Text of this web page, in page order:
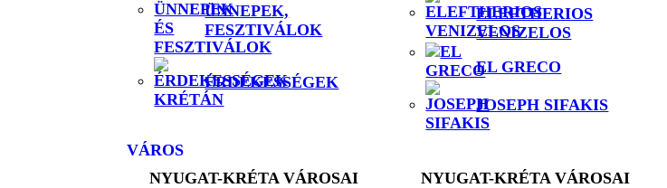
ÜNNEPEK,
FESZTIVÁLOK
ÉRDEKESSÉGEK
ELEFTHERIOS
VENIZELOS
EL GRECO
JOSEPH SIFAKIS
VÁROS
NYUGAT-KRÉTA VÁROSAI
NYUGAT-KRÉTA VÁROSAI